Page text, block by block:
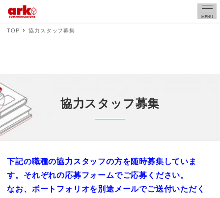
MENU
TOP 協力スタッフ募集
協力スタッフ募集
下記の職種の協力スタッフの方を随時募集していま
す。それぞれの応募フォームでご応募ください。
なお、ポートフォリオを別途メールでご送付いただく